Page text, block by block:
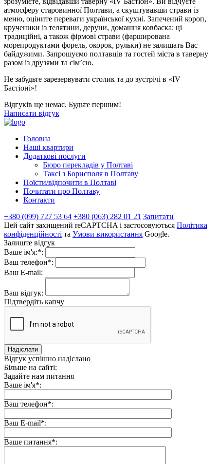
атмосферу старовинної Полтави, а скуштувавши страви із
меню, оціните переваги української кухні. Запечений короп,
крученики із телятини, деруни, домашня ковбаска: ці
традиційні, а також фірмові страви (фарширована
морепродуктами форель, окорок, рульки) не залишать Вас
байдужими. Запрошуємо полтавців та гостей міста в таверну
разом із друзями та сім’єю.
Не забудьте зарезервувати столик та до зустрічі в «IV
Бастіоні»!
Відгуків ще немає. Будьте першим!
Написати відгук
Головна
Наші квартири
Додаткові послуги
Бюро перекладів у Полтаві
Таксі з Борисполя в Полтаву
Поїсти/відпочити в Полтаві
Почитати про Полтаву
Контакти
+380 (099) 727 53 64 +380 (063) 282 01 21 Запитати
Цей сайт захищений reCAPTCHA і застосовуються Політика
конфіденційності та Умови використання Google.
Залиште відгук
Ваше ім'я:*:
Ваш телефон*:
Ваш E-mail:
Ваш відгук:
Підтвердіть капчу
Надіслати
Відгук успішно надіслано
Більше на сайті:
Задайте нам питання
Ваше ім'я*:
Ваш телефон*:
Ваш E-mail*:
Ваше питання*: